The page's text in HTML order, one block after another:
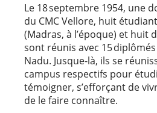
Le 18 septembre 1954, une
du CMC Vellore, huit
(Madras, à l’époque) et huit
sont réunis avec 15
Nadu. Jusque-là, ils se
campus respectifs pour
témoigner, s’efforçant de
de le faire connaître.